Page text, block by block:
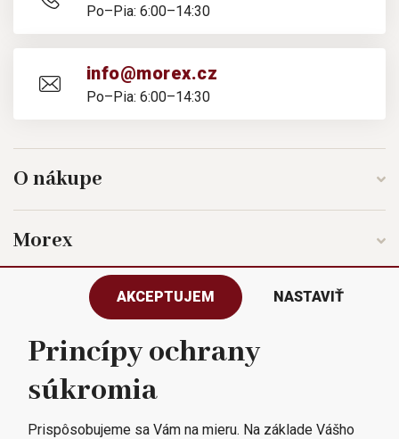
Po–Pia: 6:00–14:30
info@morex.cz
Po–Pia: 6:00–14:30
O nákupe
Morex
Sledujte nás
Všetky práva vyhradené © 2023
Morex, spol. s r.o.
AKCEPTUJEM NASTAVIŤ
Princípy ochrany
súkromia
Prispôsobujeme sa Vám na mieru. Na základe Vášho